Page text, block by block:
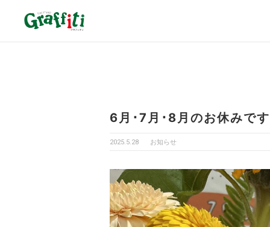
6月･7月･8月のお休みです
2025.5.28 お知らせ